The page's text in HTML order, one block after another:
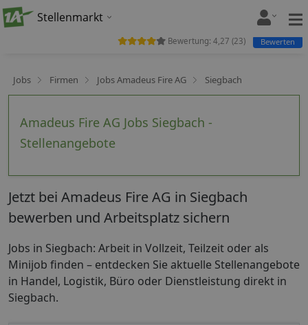
Stellenmarkt
Jobs Firmen Jobs Amadeus Fire AG Siegbach
Amadeus Fire AG Jobs Siegbach -
Stellenangebote
Bewertung: 4,27 (23) Bewerten
Jetzt bei Amadeus Fire AG in Siegbach
bewerben und Arbeitsplatz sichern
Jobs in Siegbach: Arbeit in Vollzeit, Teilzeit oder als
Minijob finden – entdecken Sie aktuelle Stellenangebote
in Handel, Logistik, Büro oder Dienstleistung direkt in
Siegbach.